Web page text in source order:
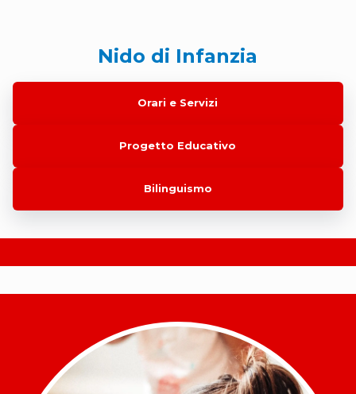
Nido di Infanzia
Orari e Servizi
Progetto Educativo
Bilinguismo